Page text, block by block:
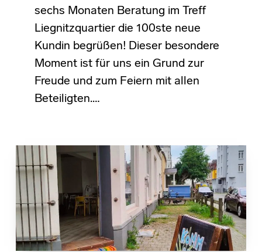
sechs Monaten Beratung im Treff
Liegnitzquartier die 100ste neue
Kundin begrüßen! Dieser besondere
Moment ist für uns ein Grund zur
Freude und zum Feiern mit allen
Beteiligten.…